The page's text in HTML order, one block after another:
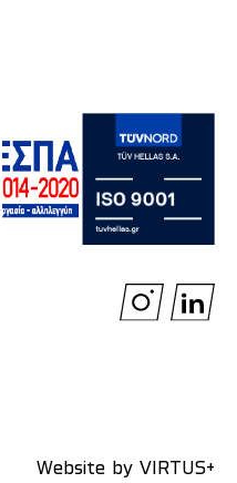
Website by VIRTUS+